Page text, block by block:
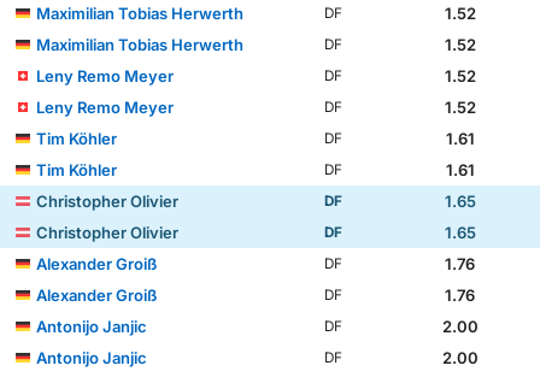
Maximilian Tobias Herwerth
DF
1.52
Maximilian Tobias Herwerth
DF
1.52
Leny Remo Meyer
DF
1.52
Leny Remo Meyer
DF
1.52
Tim Köhler
DF
1.61
Tim Köhler
DF
1.61
Christopher Olivier
DF
1.65
Christopher Olivier
DF
1.65
Alexander Groiß
DF
1.76
Alexander Groiß
DF
1.76
Antonijo Janjic
DF
2.00
Antonijo Janjic
DF 2.00